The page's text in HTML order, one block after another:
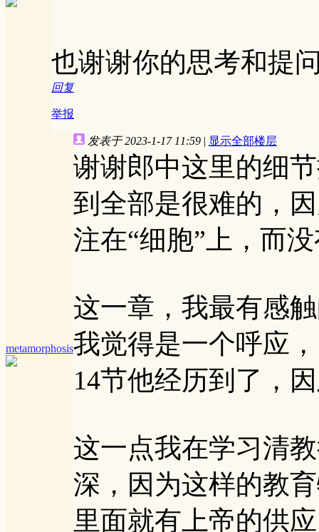
也谢谢你的思考和提
回复
举报
metamorphosis
发表于 2023-1-17 11:59 | 显示全部楼层
谢谢郎中这里的细
到全部是很难的，
注在“细胞”上，而
这一章，我最有感
我觉得是一个呼应
14节他经历到了，
这一点我在学习清
深，因为这样的教
里面就有上帝的供